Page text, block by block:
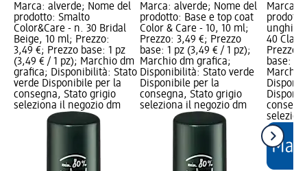
Marca: alverde; Nome del
prodotto: Smalto
Color&Care - n. 30 Bridal
Beige, 10 ml; Prezzo:
3,49 €; Prezzo base: 1 pz
(3,49 € / 1 pz); Marchio dm
grafica; Disponibilità: Stato
verde Disponibile per la
consegna, Stato grigio
seleziona il negozio dm
Marca: alverde; Nome del
prodotto: Base e top coat
Color & Care - 10, 10 ml;
Prezzo: 3,49 €; Prezzo
base: 1 pz (3,49 € / 1 pz);
Marchio dm grafica;
Disponibilità: Stato verde
Disponibile per la
consegna, Stato grigio
seleziona il negozio dm
Marca:
unghie
40
Prezzo:
base: 1
Marchio